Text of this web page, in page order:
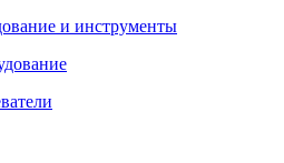
и инструменты